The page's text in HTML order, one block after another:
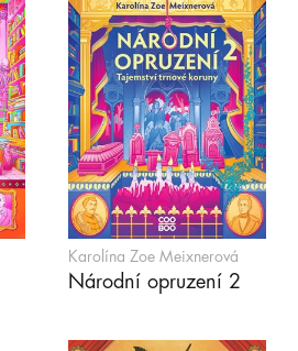
Karolína Zoe Meixnerová
Národní opruzení 2